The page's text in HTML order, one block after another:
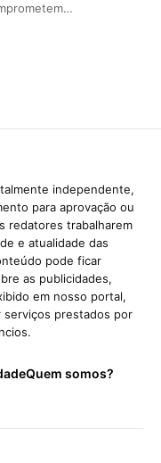
independente,
para aprovação ou
redatores trabalharem
e atualidade das
pode ficar
as publicidades,
em nosso portal,
serviços prestados por
Quem somos?